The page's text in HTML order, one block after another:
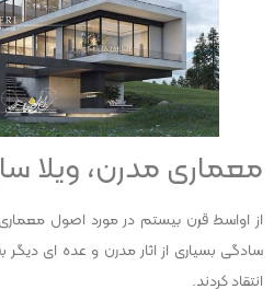
معماری مدرن، ویلا
از اواسط قرن بیستم در مورد اصول
سادگی بسیاری از اثار مدرن و عده ای
انتقاد کردند.